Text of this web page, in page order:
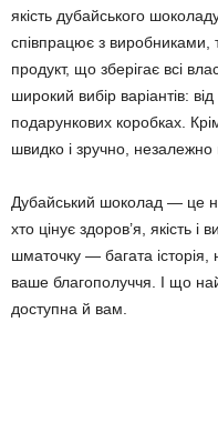
якість дубайського
співпрацює з виробниками,
продукт, що зберігає всі
широкий вибір варіантів:
подарункових коробках.
швидко і зручно, незалежно
Дубайський шоколад — це
хто цінує здоров’я, якість
шматочку — багата історія,
ваше благополуччя. І що
доступна й вам.